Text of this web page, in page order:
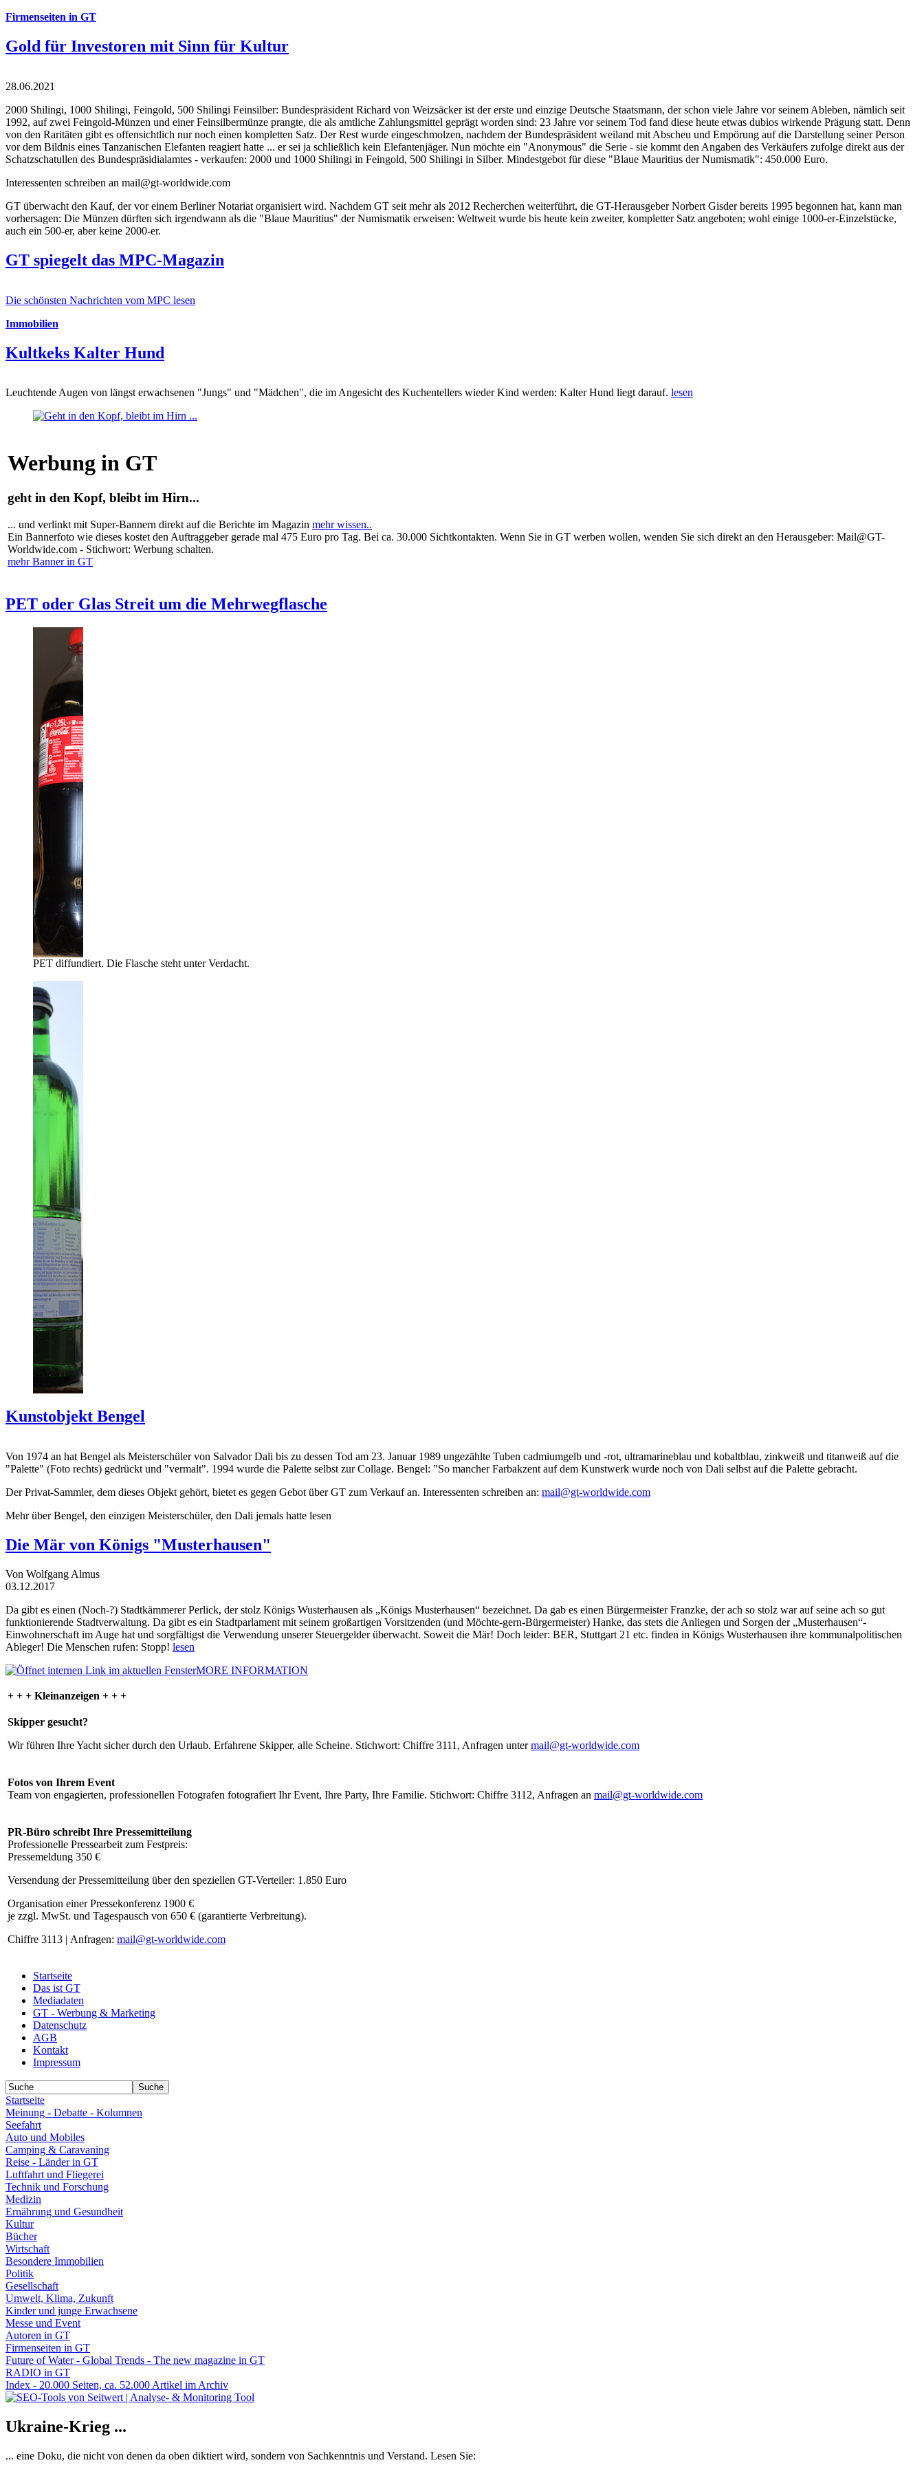
Firmenseiten in GT
Gold für Investoren mit Sinn für Kultur
28.06.2021
2000 Shilingi, 1000 Shilingi, Feingold, 500 Shilingi Feinsilber: Bundespräsident Richard von Weizsäcker ist der erste und einzige Deutsche Staatsmann, der schon viele Jahre vor seinem Ableben, nämlich seit
1992, auf zwei Feingold-Münzen und einer Feinsilbermünze prangte, die als amtliche Zahlungsmittel geprägt worden sind: 23 Jahre vor seinem Tod fand diese heute etwas dubios wirkende Prägung statt. Denn
von den Raritäten gibt es offensichtlich nur noch einen kompletten Satz. Der Rest wurde eingeschmolzen, nachdem der Bundespräsident weiland mit Abscheu und Empörung auf die Darstellung seiner Person
vor dem Bildnis eines Tanzanischen Elefanten reagiert hatte ... er sei ja schließlich kein Elefantenjäger. Nun möchte ein "Anonymous" die Serie - sie kommt den Angaben des Verkäufers zufolge direkt aus der
Schatzschatullen des Bundespräsidialamtes - verkaufen: 2000 und 1000 Shilingi in Feingold, 500 Shilingi in Silber. Mindestgebot für diese "Blaue Mauritius der Numismatik": 450.000 Euro.
Interessenten schreiben an mail@gt-worldwide.com
GT überwacht den Kauf, der vor einem Berliner Notariat organisiert wird. Nachdem GT seit mehr als 2012 Recherchen weiterführt, die GT-Herausgeber Norbert Gisder bereits 1995 begonnen hat, kann man
vorhersagen: Die Münzen dürften sich irgendwann als die "Blaue Mauritius" der Numismatik erweisen: Weltweit wurde bis heute kein zweiter, kompletter Satz angeboten; wohl einige 1000-er-Einzelstücke,
auch ein 500-er, aber keine 2000-er.
GT spiegelt das MPC-Magazin
Die schönsten Nachrichten vom MPC lesen
Immobilien
Kultkeks Kalter Hund
Leuchtende Augen von längst erwachsenen "Jungs" und "Mädchen", die im Angesicht des Kuchentellers wieder Kind werden: Kalter Hund liegt darauf. lesen
Werbung in GT
geht in den Kopf, bleibt im Hirn...
... und verlinkt mit Super-Bannern direkt auf die Berichte im Magazin mehr wissen..
Ein Bannerfoto wie dieses kostet den Auftraggeber gerade mal 475 Euro pro Tag. Bei ca. 30.000 Sichtkontakten. Wenn Sie in GT werben wollen, wenden Sie sich direkt an den Herausgeber: Mail@GT-
Worldwide.com - Stichwort: Werbung schalten.
mehr Banner in GT
PET oder Glas Streit um die Mehrwegflasche
PET diffundiert. Die Flasche steht unter Verdacht.
Kunstobjekt Bengel
Von 1974 an hat Bengel als Meisterschüler von Salvador Dali bis zu dessen Tod am 23. Januar 1989 ungezählte Tuben cadmiumgelb und -rot, ultramarineblau und kobaltblau, zinkweiß und titanweiß auf die
"Palette" (Foto rechts) gedrückt und "vermalt". 1994 wurde die Palette selbst zur Collage. Bengel: "So mancher Farbakzent auf dem Kunstwerk wurde noch von Dali selbst auf die Palette gebracht.
Der Privat-Sammler, dem dieses Objekt gehört, bietet es gegen Gebot über GT zum Verkauf an. Interessenten schreiben an: mail@gt-worldwide.com
Mehr über Bengel, den einzigen Meisterschüler, den Dali jemals hatte lesen
Die Mär von Königs "Musterhausen"
Von Wolfgang Almus
03.12.2017
Da gibt es einen (Noch-?) Stadtkämmerer Perlick, der stolz Königs Wusterhausen als „Königs Musterhausen“ bezeichnet. Da gab es einen Bürgermeister Franzke, der ach so stolz war auf seine ach so gut
funktionierende Stadtverwaltung. Da gibt es ein Stadtparlament mit seinem großartigen Vorsitzenden (und Möchte-gern-Bürgermeister) Hanke, das stets die Anliegen und Sorgen der „Musterhausen“-
Einwohnerschaft im Auge hat und sorgfältigst die Verwendung unserer Steuergelder überwacht. Soweit die Mär! Doch leider: BER, Stuttgart 21 etc. finden in Königs Wusterhausen ihre kommunalpolitischen
Ableger! Die Menschen rufen: Stopp! lesen
MORE INFORMATION
+ + + Kleinanzeigen + + +
Skipper gesucht?
Wir führen Ihre Yacht sicher durch den Urlaub. Erfahrene Skipper, alle Scheine. Stichwort: Chiffre 3111, Anfragen untermail@gt-worldwide.com
Fotos von Ihrem Event
Team von engagierten, professionellen Fotografen fotografiert Ihr Event, Ihre Party, Ihre Familie. Stichwort: Chiffre 3112, Anfragen an mail@gt-worldwide.com
PR-Büro schreibt Ihre Pressemitteilung
Professionelle Pressearbeit zum Festpreis:
Pressemeldung 350 €
Versendung der Pressemitteilung über den speziellen GT-Verteiler: 1.850 Euro
Organisation einer Pressekonferenz 1900 €
je zzgl. MwSt. und Tagespausch von 650 € (garantierte Verbreitung).
Chiffre 3113 | Anfragen: mail@gt-worldwide.com
Startseite
Das ist GT
Mediadaten
GT - Werbung & Marketing
Datenschutz
AGB
Kontakt
Impressum
Startseite
Meinung - Debatte - Kolumnen
Seefahrt
Auto und Mobiles
Camping & Caravaning
Reise - Länder in GT
Luftfahrt und Fliegerei
Technik und Forschung
Medizin
Ernährung und Gesundheit
Kultur
Bücher
Wirtschaft
Besondere Immobilien
Politik
Gesellschaft
Umwelt, Klima, Zukunft
Kinder und junge Erwachsene
Messe und Event
Autoren in GT
Firmenseiten in GT
Future of Water - Global Trends - The new magazine in GT
RADIO in GT
Index - 20.000 Seiten, ca. 52.000 Artikel im Archiv
Ukraine-Krieg ...
... eine Doku, die nicht von denen da oben diktiert wird, sondern von Sachkenntnis und Verstand. Lesen Sie: